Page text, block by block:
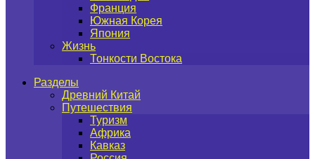
Франция
Южная Корея
Япония
Жизнь
Тонкости Востока
Разделы
Древний Китай
Путешествия
Туризм
Африка
Кавказ